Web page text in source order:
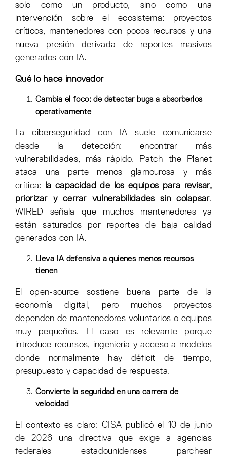
solo como un producto, sino como una
intervención sobre el ecosistema: proyectos
críticos, mantenedores con pocos recursos y una
nueva presión derivada de reportes masivos
generados con IA.
Qué lo hace innovador
Cambia el foco: de detectar bugs a absorberlos
operativamente
La ciberseguridad con IA suele comunicarse
desde la detección: encontrar más
vulnerabilidades, más rápido. Patch the Planet
ataca una parte menos glamourosa y más
crítica:
la capacidad de los equipos para revisar,
priorizar y cerrar vulnerabilidades sin colapsar.
WIRED señala que muchos mantenedores ya
están saturados por reportes de baja calidad
generados con IA.
Lleva IA defensiva a quienes menos recursos
tienen
El open-source sostiene buena parte de la
economía digital, pero muchos proyectos
dependen de mantenedores voluntarios o equipos
muy pequeños. El caso es relevante porque
introduce recursos, ingeniería y acceso a modelos
donde normalmente hay déficit de tiempo,
presupuesto y capacidad de respuesta.
Convierte la seguridad en una carrera de
velocidad
El contexto es claro: CISA publicó el 10 de junio
de 2026 una directiva que exige a agencias
federales estadounidenses parchear